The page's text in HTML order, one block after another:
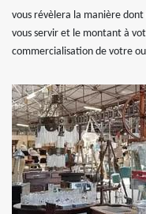
vous révèlera la manière
vous servir et le montant à
commercialisation de votre